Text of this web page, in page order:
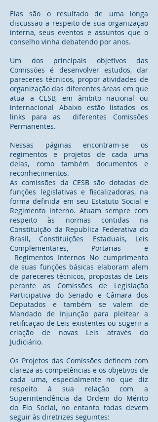
Elas são o resultado de uma longa
discussão a respeito de sua organização
interna, seus eventos e assuntos que o
conselho vinha debatendo por anos.
Um dos principais objetivos das
Comissões é desenvolver estudos, dar
pareceres técnicos, propor atividades de
organização das diferentes áreas em que
atua a CESB, em âmbito nacional ou
internacional Abaixo estão listados os
links para as diferentes Comissões
Permanentes.
Nessas páginas encontram-se os
regimentos e projetos de cada uma
delas, como também documentos e
reconhecimentos.
As comissões da CESB são dotadas de
funções legislativas e fiscalizadoras, na
forma definida em seu Estatuto Social e
Regimento Interno. Atuam sempre com
respeito às normas contidas na
Constituição da Republica Federativa do
Brasil, Constituições Estaduais, Leis
Complementares, Portarias e
Regimentos Internos No cumprimento
de suas funções básicas elaboram alem
de pareceres técnicos, propostas de Leis
perante as Comissões de Legislação
Participativa do Senado e Câmara dos
Deputados e também se valem de
Mandado de Injunção para pleitear a
retificação de Leis existentes ou sugerir a
criação de novas Leis através do
Judiciário.
Os Projetos das Comissões definem com
clareza as competências e os objetivos de
cada uma, especialmente no que diz
respeito à sua relação com a
Superintendência da Ordem do Mérito
do Elo Social, no entanto todas devem
seguir às diretrizes seguintes: